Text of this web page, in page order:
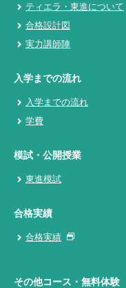
ティエラ・東進について
合格設計図
実力講師陣
入学までの流れ
入学までの流れ
学費
模試・公開授業
東進模試
合格実績
合格実績
その他コース・無料体験